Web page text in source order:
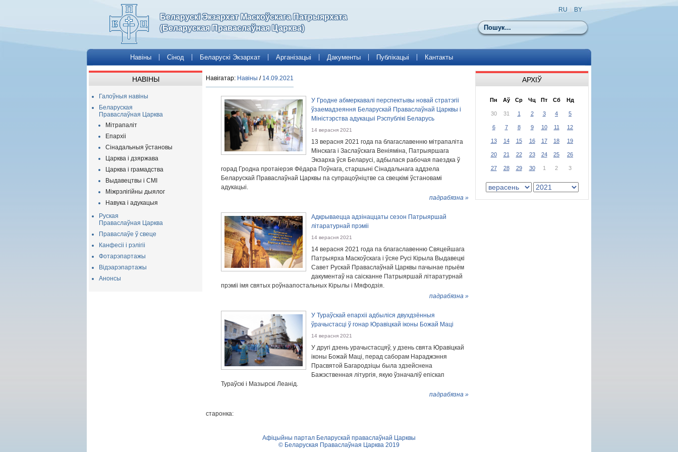
Беларускі Экзархат Маскоўскага Патрыярхата
(Беларуская Праваслаўная Царква)
Пошук
RU BY
Навіны Сінод Беларускі Экзархат Арганізацыі Дакументы Публікацыі Кантакты
НАВІНЫ
Галоўныя навіны
Беларуская
Праваслаўная Царква
Мітрапаліт
Епархіі
Сінадальныя ўстановы
Царква і дзяржава
Царква і грамадства
Выдавецтвы і СМІ
Міжрэлігійны дыялог
Навука і адукацыя
Руская
Праваслаўная Царква
Праваслаўе ў свеце
Канфесіі і рэлігіі
Фотарэпартажы
Відэарэпартажы
Анонсы
Навігатар: Навіны / 14.09.2021
У Гродне абмеркавалі перспектывы новай стратэгіі
ўзаемадзеяння Беларускай Праваслаўнай Царквы і
Міністэрства адукацыі Рэспублікі Беларусь
14 верасня 2021
13 верасня 2021 года па благаславенню мітрапаліта
Мінскага і Заслаўскага Веніяміна, Патрыяршага
Экзарха ўся Беларусі, адбылася рабочая паездка ў
горад Гродна протаіерэя Фёдара Поўнага, старшыні Сінадальнага аддзела
Беларускай Праваслаўнай Царквы па супрацоўніцтве са свецкімі ўстановамі
адукацыі.
падрабязна »
Адкрываецца адзінаццаты сезон Патрыяршай
літаратурнай прэміі
14 верасня 2021
14 верасня 2021 года па благаславенню Свяцейшага
Патрыярха Маскоўскага і ўсяе Русі Кірыла Выдавецкі
Савет Рускай Праваслаўнай Царквы пачынае прыём
дакументаў на саісканне Патрыяршай літаратурнай
прэміі імя святых роўнаапостальных Кірылы і Мяфодзія.
падрабязна »
У Тураўскай епархіі адбыліся двухдзённыя
ўрачыстасці ў гонар Юравіцкай іконы Божай Маці
14 верасня 2021
У другі дзень урачыстасцяў, у дзень свята Юравіцкай
іконы Божай Маці, перад саборам Нараджэння
Прасвятой Багародзіцы была здзейснена
Бажэственная літургія, якую ўзначаліў епіскап
Тураўскі і Мазырскі Леанід.
падрабязна »
старонка:
АРХІЎ
Пн Аў Ср Чц Пт Сб Нд
30 31 1 2 3 4 5
6 7 8 9 10 11 12
13 14 15 16 17 18 19
20 21 22 23 24 25 26
27 28 29 30 1 2 3
Афіцыйны партал Беларускай праваслаўнай Царквы
© Беларуская Праваслаўная Царква 2019